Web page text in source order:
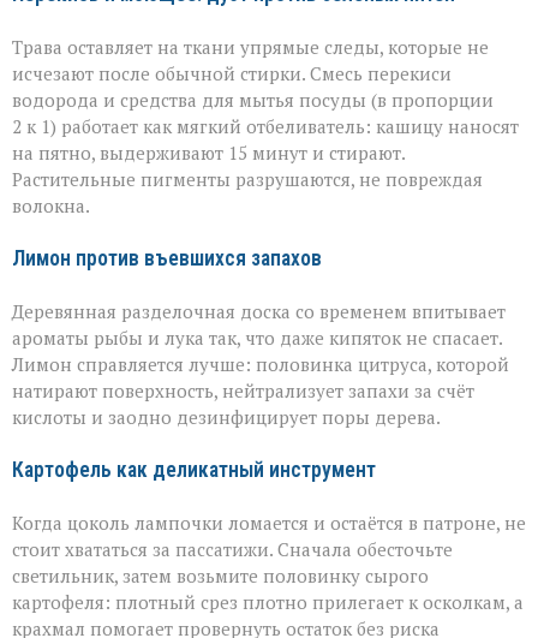
Трава оставляет на ткани упрямые следы, которые не
исчезают после обычной стирки. Смесь перекиси
водорода и средства для мытья посуды (в пропорции
2 к 1) работает как мягкий отбеливатель: кашицу наносят
на пятно, выдерживают 15 минут и стирают.
Растительные пигменты разрушаются, не повреждая
волокна.
Лимон против въевшихся запахов
Деревянная разделочная доска со временем впитывает
ароматы рыбы и лука так, что даже кипяток не спасает.
Лимон справляется лучше: половинка цитруса, которой
натирают поверхность, нейтрализует запахи за счёт
кислоты и заодно дезинфицирует поры дерева.
Картофель как деликатный инструмент
Когда цоколь лампочки ломается и остаётся в патроне, не
стоит хвататься за пассатижи. Сначала обесточьте
светильник, затем возьмите половинку сырого
картофеля: плотный срез плотно прилегает к осколкам, а
крахмал помогает провернуть остаток без риска